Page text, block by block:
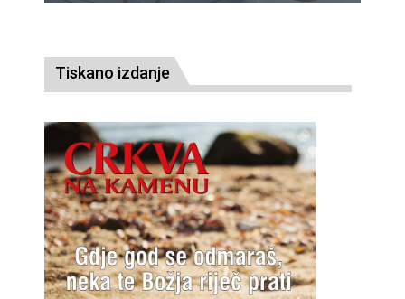
Tiskano izdanje